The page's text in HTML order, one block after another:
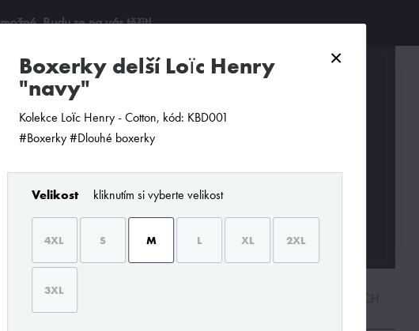
×
boxerky delší Loïc Henry
"navy"
Kolekce Loïc Henry - Cotton, kód: KBD001
#Boxerky #Dlouhé boxerky
Velikost kliknutím si vyberte velikost
4XL S M L XL 2XL
3XL
Budu se na vás těšit!
0